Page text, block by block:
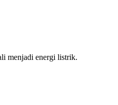
menjadi energi listrik.